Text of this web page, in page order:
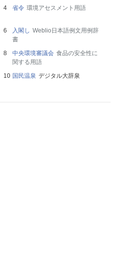
省令 環境アセスメント用語
入閣し Weblio日本語例文用例辞
書
中央環境審議会 食品の安全性に
関する用語
国民温泉 デジタル大辞泉